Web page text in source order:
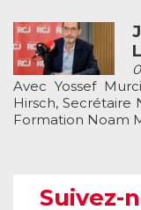
Avec Yossef
Hirsch, Secrétaire
Formation Noam
Suivez-